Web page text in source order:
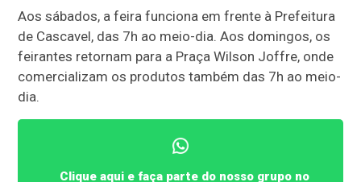
Aos sábados, a feira funciona em frente à Prefeitura
de Cascavel, das 7h ao meio-dia. Aos domingos, os
feirantes retornam para a Praça Wilson Joffre, onde
comercializam os produtos também das 7h ao meio-
dia.
Clique aqui e faça parte do nosso grupo no